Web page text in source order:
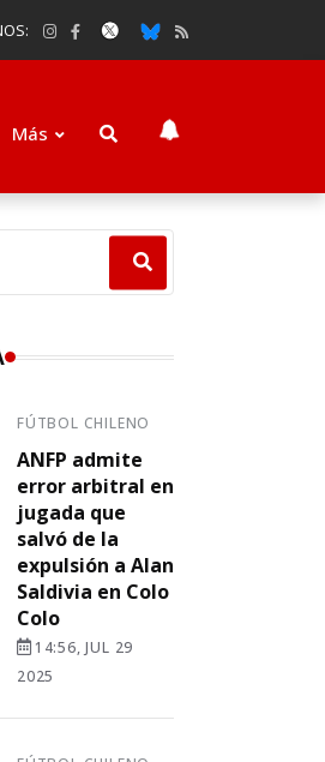
Más
FÚTBOL CHILENO
ANFP admite
error arbitral en
jugada que
salvó de la
expulsión a Alan
Saldivia en Colo
Colo
14:56, JUL 29
2025